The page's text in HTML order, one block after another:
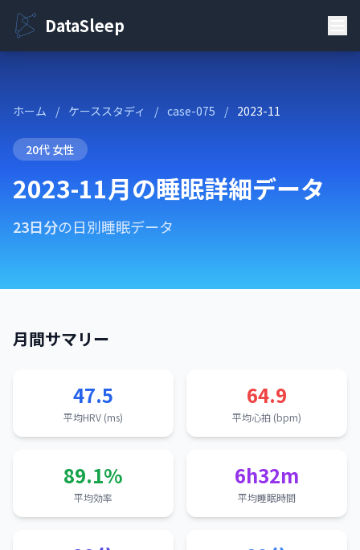
DataSleep
ホーム / ケーススタディ / case-075 / 2023-11
20代 女性
2023-11月の睡眠詳細データ
23日分の日別睡眠データ
月間サマリー
47.5
平均HRV (ms)
64.9
平均心拍 (bpm)
89.1%
平均効率
6h32m
平均睡眠時間